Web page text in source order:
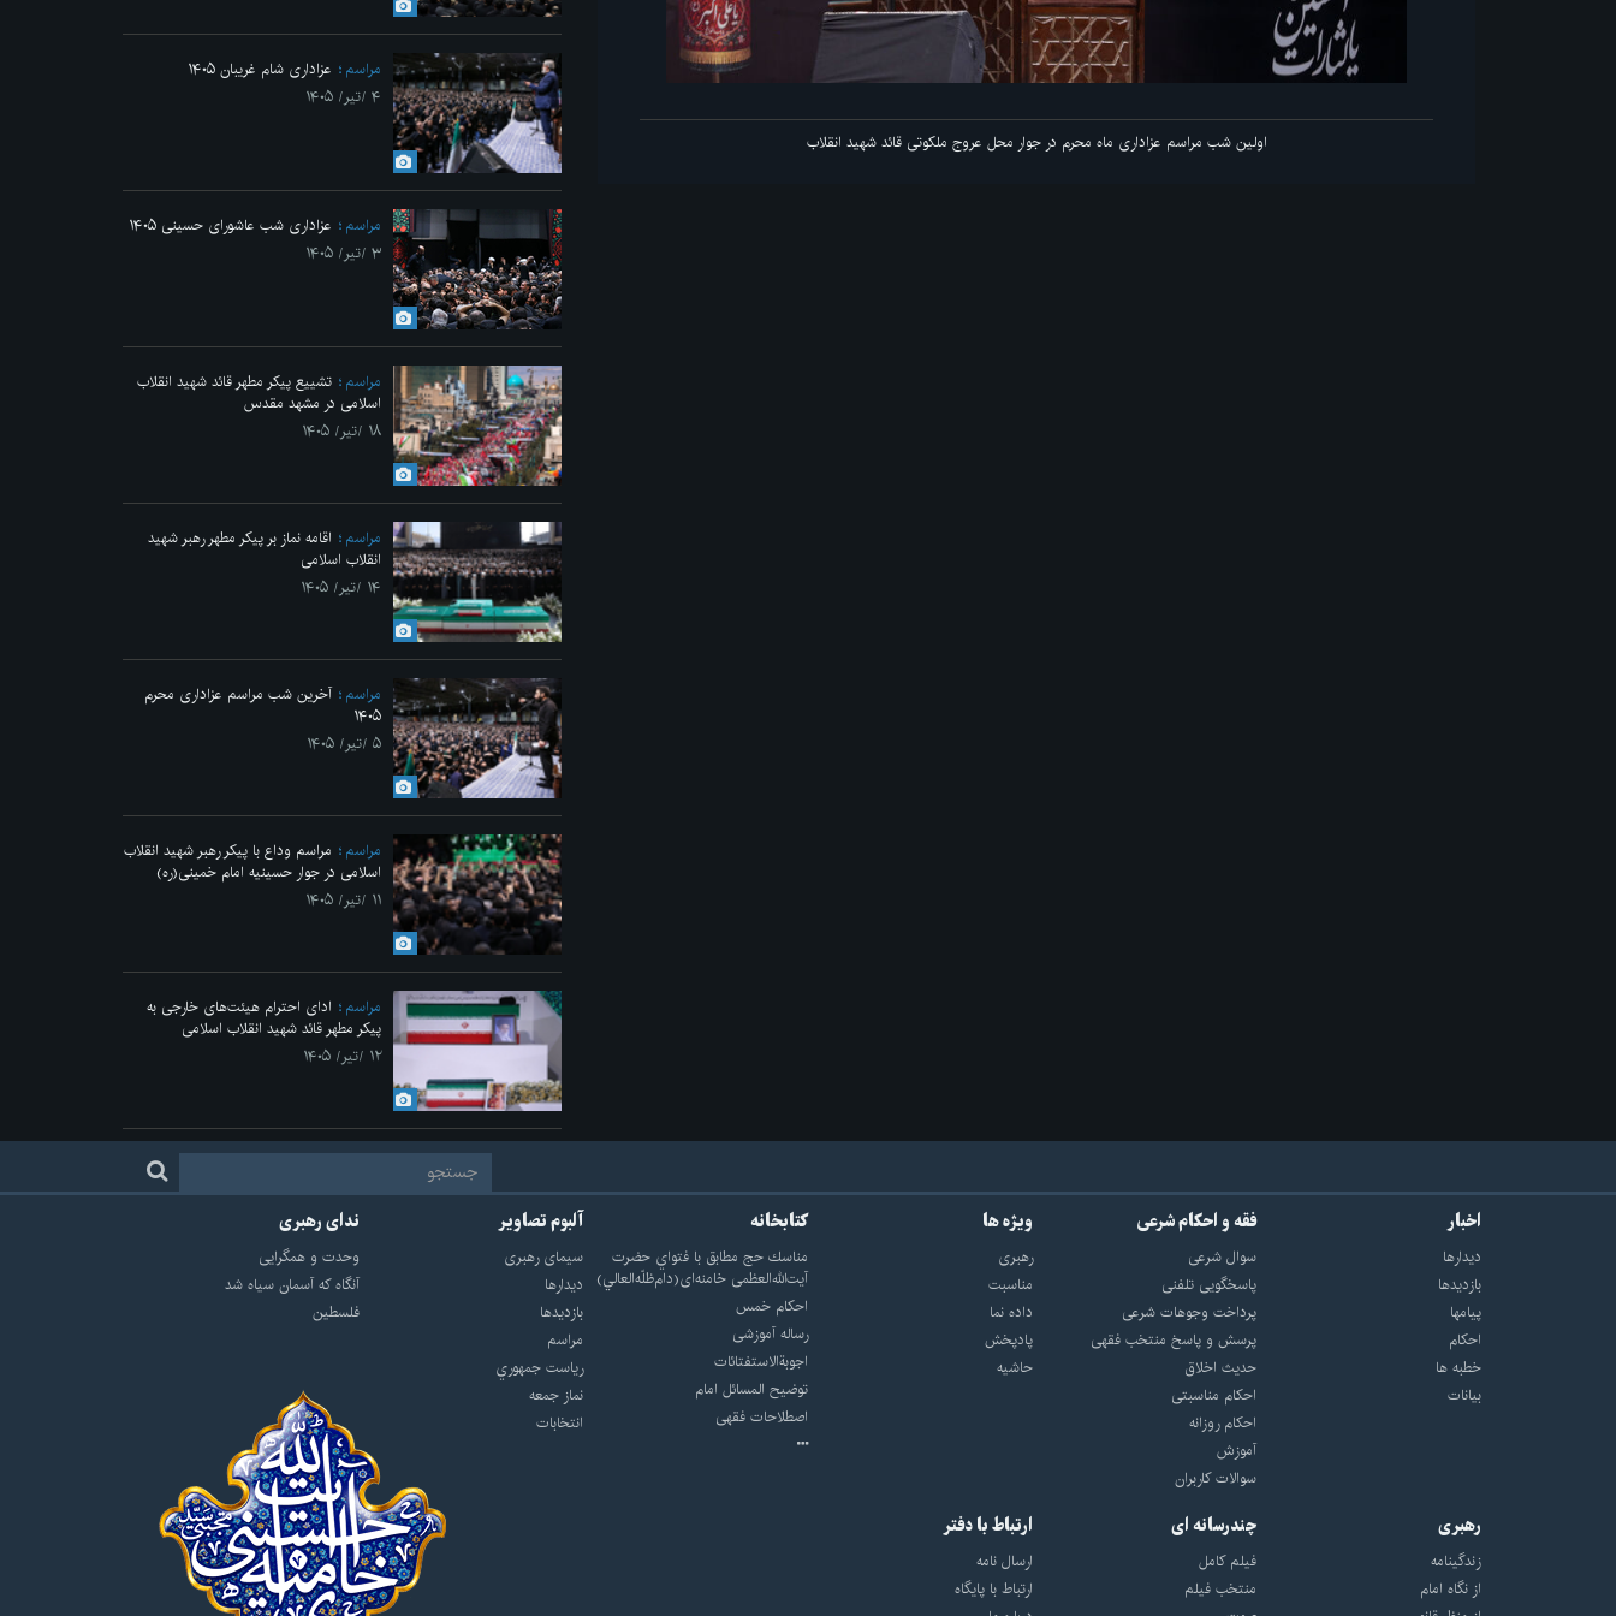
اولین شب مراسم عزاداری ماه محرم در جوار محل عروج ملکوتی قائد شهید انقلاب
مراسم
عزاداری شام غریبان ۱۴۰۵
۴ /تیر/ ۱۴۰۵
مراسم
عزاداری شب عاشورای حسینی ۱۴۰۵
۳ /تیر/ ۱۴۰۵
مراسم
تشییع پیکر مطهر قائد شهید انقلاب
اسلامی در مشهد مقدس
۱۸ /تیر/ ۱۴۰۵
مراسم
اقامه نماز بر پیکر مطهر رهبر شهید
انقلاب اسلامی
۱۴ /تیر/ ۱۴۰۵
مراسم
آخرین شب مراسم عزاداری محرم
۱۴۰۵
۵ /تیر/ ۱۴۰۵
مراسم
مراسم وداع با پیکر رهبر شهید انقلاب
اسلامی در جوار حسینیه امام خمینی(ره)
۱۱ /تیر/ ۱۴۰۵
مراسم
ادای احترام هیئت‌های خارجی به
پیکر مطهر قائد شهید انقلاب اسلامی
۱۲ /تیر/ ۱۴۰۵
اخبار
دیدارها
بازديدها
پيامها
احكام
خطبه ها
بیانات
فقه و احکام شرعی
سوال شرعی
پاسخگویی تلفنی
پرداخت وجوهات شرعی
پرسش و پاسخ منتخب فقهی
حدیث اخلاق
احکام مناسبتی
احکام روزانه
آموزش
سوالات کاربران
ویژه ها
رهبری
مناسبت
داده نما
پادپخش
حاشیه
کتابخانه
مناسك حج مطابق با فتواي حضرت
آيت‌الله‌العظمى خامنه‌اى(دام‌ظلّه‌العالي)
احکام خمس
رساله آموزشی
اجوبة‌الاستفتائات
توضيح المسائل امام
اصطلاحات فقهى
آلبوم تصاویر
سيماى رهبرى
ديدارها
بازديدها
مراسم
رياست جمهوري
نماز جمعه
انتخابات
ندای رهبری
وحدت و همگرایی
آنگاه که آسمان سیاه شد
فلسطین
رهبری
زندگینامه
از نگاه امام
چندرسانه ای
فیلم کامل
منتخب فیلم
ارتباط با دفتر
ارسال نامه
ارتباط با پایگاه